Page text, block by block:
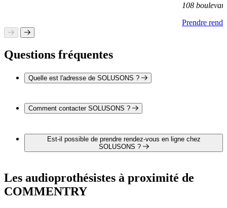
108
Prendre
Questions fréquentes
Quelle est l'adresse de SOLUSONS ?
Commentry
Comment contacter SOLUSONS ?
05 13 93Est-il possible de prendre rendez-vous en ligne chez
SOLUSONS ?
site internet pour prendre un rendez-vous en ligne.
Les audioprothésistes à proximité de
COMMENTRY